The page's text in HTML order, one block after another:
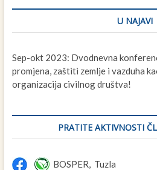
U NAJAVI
Sep-okt 2023: Dvodnevna
promjena, zaštiti zemlje i vazduha
organizacija civilnog društva!
PRATITE AKTIVNOSTI
BOSPER, Tuzla